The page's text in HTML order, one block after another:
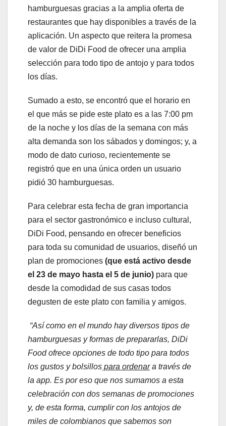
hamburguesas gracias a la amplia oferta de
restaurantes que hay disponibles a través de la
aplicación. Un aspecto que reitera la promesa
de valor de DiDi Food de ofrecer una amplia
selección para todo tipo de antojo y para todos
los días.
Sumado a esto, se encontró que el horario en
el que más se pide este plato es a las 7:00 pm
de la noche y los días de la semana con más
alta demanda son los sábados y domingos; y, a
modo de dato curioso, recientemente se
registró que en una única orden un usuario
pidió 30 hamburguesas.
Para celebrar esta fecha de gran importancia
para el sector gastronómico e incluso cultural,
DiDi Food, pensando en ofrecer beneficios
para toda su comunidad de usuarios, diseñó un
plan de promociones (que está activo desde
el 23 de mayo hasta el 5 de junio) para que
desde la comodidad de sus casas todos
degusten de este plato con familia y amigos.
“Así como en el mundo hay diversos tipos de
hamburguesas y formas de prepararlas, DiDi
Food ofrece opciones de todo tipo para todos
los gustos y bolsillos para ordenara través de
la app. Es por eso que nos sumamos a esta
celebración con dos semanas de promociones
y, de esta forma, cumplir con los antojos de
miles de colombianos que sabemos son